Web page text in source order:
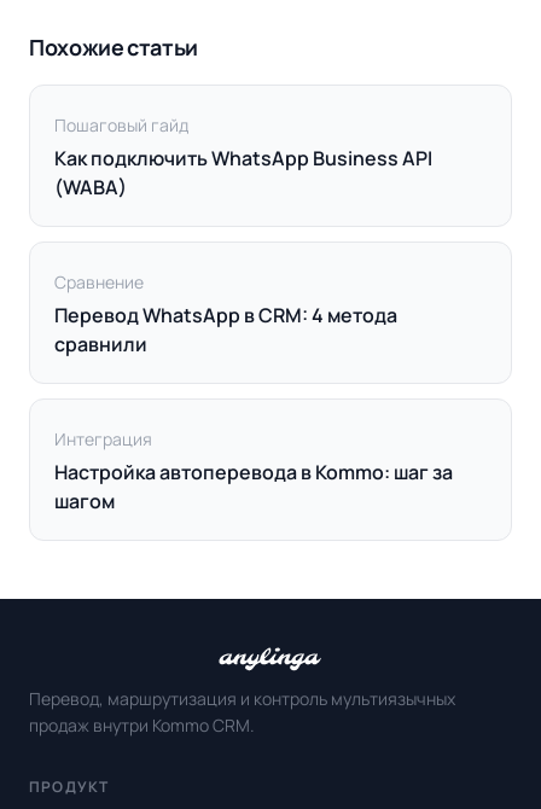
Похожие статьи
Пошаговый гайд
Как подключить WhatsApp Business API
(WABA)
Сравнение
Перевод WhatsApp в CRM: 4 метода
сравнили
Интеграция
Настройка автоперевода в Kommo: шаг за
шагом
Перевод, маршрутизация и контроль мультиязычных
продаж внутри Kommo CRM.
ПРОДУКТ